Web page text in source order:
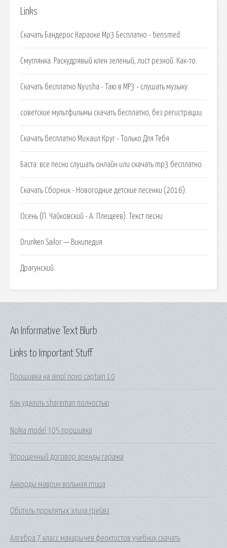
Links
Скачать Бандерос Караоке Mp3 Бесплатно - tiensmed.
Смуглянка. Раскудрявый клен зеленый, лист резной. Как-то.
Скачать бесплатно Nyusha - Таю в MP3 - слушать музыку.
советские мультфильмы скачать бесплатно, без регистрации.
Скачать бесплатно Михаил Круг - Только Для Тебя
Баста: все песни слушать онлайн или скачать mp3 бесплатно.
Скачать Сборник - Новогодние детские песенки (2016).
Осень (П. Чайковский - А. Плещеев). Текст песни
Drunken Sailor — Википедия.
Драгунский.
Links to Important Stuff
Прошивка на ainol novo captain 10
Как удалить shareman полностью
Nokia model 305 прошивка
Упрощенный договор аренды гаража
Аккорды маврин вольная птица
Обитель проклятых элиза грейвз
Алгебра 7 класс макарычев феоктистов учебник скачать
An Informative Text Blurb